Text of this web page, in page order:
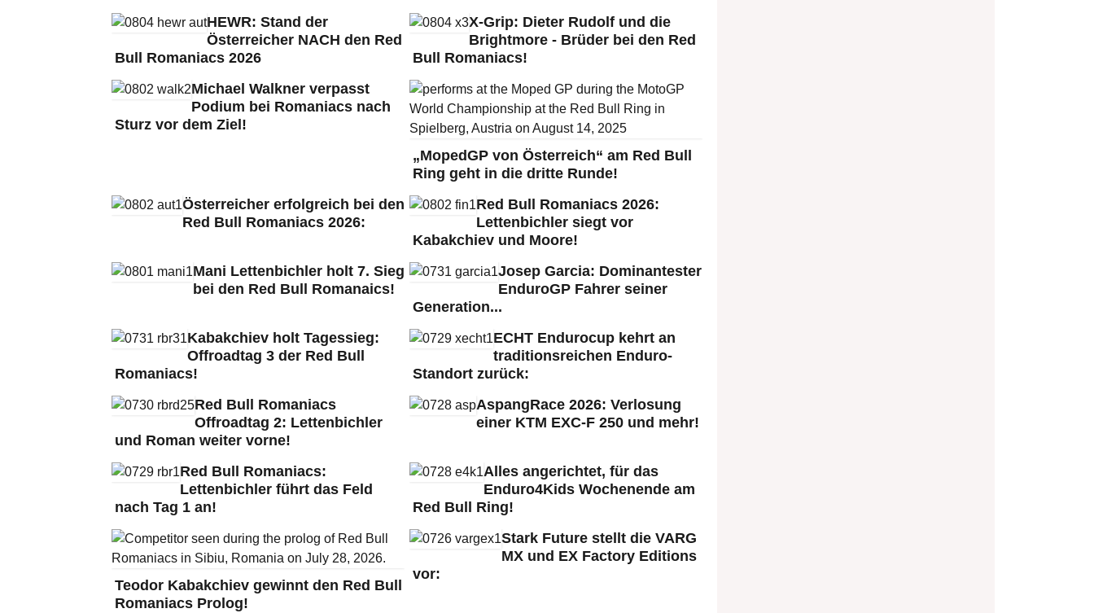
HEWR: Stand der
Österreicher NACH den Red
Bull Romaniacs 2026
X-Grip: Dieter Rudolf und die
Brightmore - Brüder bei den Red
Bull Romaniacs!
Michael Walkner verpasst
Podium bei Romaniacs nach
Sturz vor dem Ziel!
„MopedGP von Österreich“ am Red Bull
Ring geht in die dritte Runde!
Österreicher erfolgreich bei den
Red Bull Romaniacs 2026:
Red Bull Romaniacs 2026:
Lettenbichler siegt vor
Kabakchiev und Moore!
Mani Lettenbichler holt 7. Sieg
bei den Red Bull Romanaics!
Josep Garcia: Dominantester
EnduroGP Fahrer seiner
Generation...
Kabakchiev holt Tagessieg:
Offroadtag 3 der Red Bull
Romaniacs!
ECHT Endurocup kehrt an
traditionsreichen Enduro-
Standort zurück:
Red Bull Romaniacs
Offroadtag 2: Lettenbichler
und Roman weiter vorne!
AspangRace 2026: Verlosung
einer KTM EXC-F 250 und mehr!
Red Bull Romaniacs:
Lettenbichler führt das Feld
nach Tag 1 an!
Alles angerichtet, für das
Enduro4Kids Wochenende am
Red Bull Ring!
Teodor Kabakchiev gewinnt den Red Bull
Romaniacs Prolog!
Stark Future stellt die VARG
MX und EX Factory Editions
vor: